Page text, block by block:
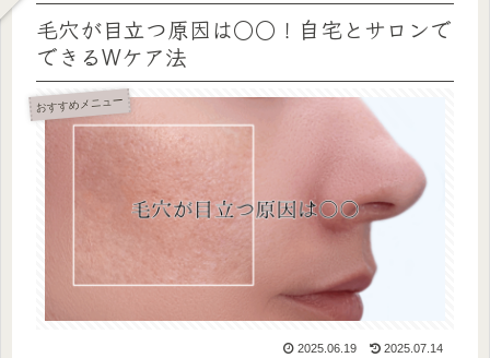
毛穴が目立つ原因は○○！自宅とサロンで
できるWケア法
おすすめメニュー
2025.06.19 2025.07.14